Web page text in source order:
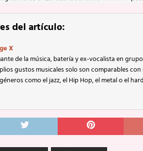
del artículo:
X
de la música, batería y ex-vocalista en
gustos musicales solo son comparables
como el jazz, el Hip Hop, el metal o el